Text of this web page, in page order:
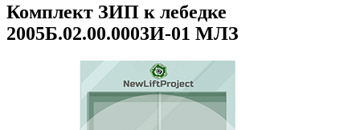
Комплект ЗИП к лебедке
2005Б.02.00.0003И-01 МЛЗ